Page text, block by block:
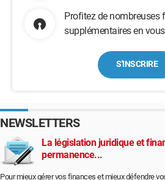
Profitez de nombreuses
supplémentaires en
S'INSCRIRE
NEWSLETTERS
La législation juridique et
permanence...
Pour mieux gérer vos finances et mieux défendre